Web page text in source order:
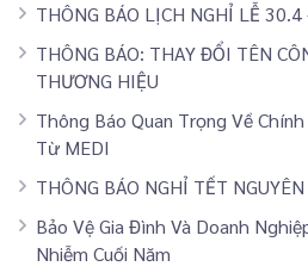
THÔNG BÁO LỊCH NGHỈ LỄ
THÔNG BÁO: THAY ĐỔI TÊN
THƯƠNG HIỆU
Thông Báo Quan Trọng Về Chính
Từ MEDI
THÔNG BÁO NGHỈ TẾT
Bảo Vệ Gia Đình Và Doanh
Nhiễm Cuối Năm